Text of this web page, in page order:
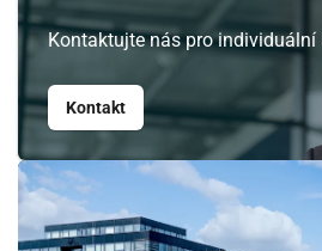
Kontaktujte nás pro individuální
Kontakt
Srpen
PO ÚT ST
27 28 29 30